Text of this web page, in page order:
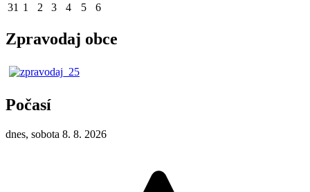
31 1 2 3 4 5 6
Zpravodaj obce
Počasí
dnes, sobota 8. 8. 2026